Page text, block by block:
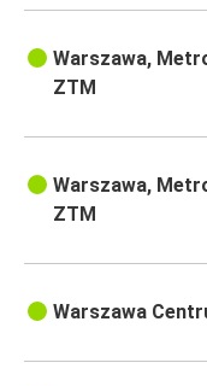
Warszawa,
ZTM
Warszawa,
ZTM
Warszawa